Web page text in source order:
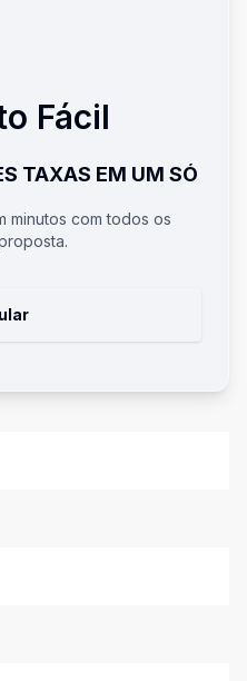
Fácil
TAXAS EM UM SÓ
minutos com todos os